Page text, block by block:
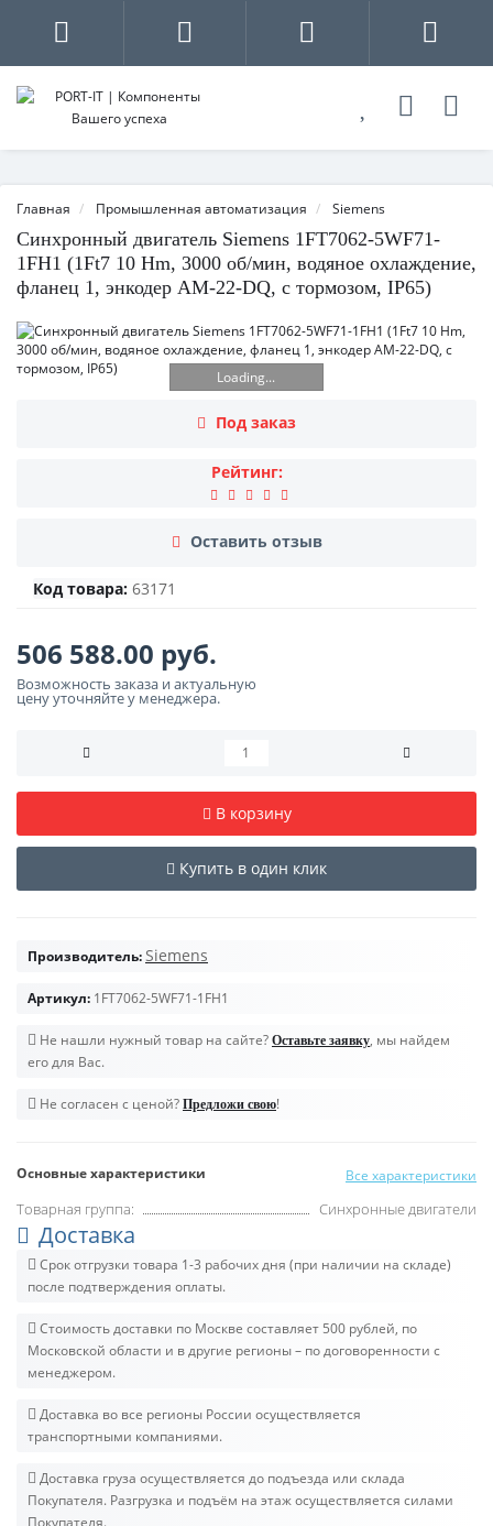
Главная Промышленная автоматизация Siemens
Синхронный двигатель Siemens 1FT7062-5WF71-
1FH1 (1Ft7 10 Hm, 3000 об/мин, водяное охлаждение,
фланец 1, энкодер AM-22-DQ, с тормозом, IP65)
Loading...
Под заказ
Рейтинг:
Оставить отзыв
Код товара: 63171
506 588.00 руб.
Возможность заказа и актуальную
цену уточняйте у менеджера.
В корзину
Купить в один клик
Производитель:Siemens
Артикул: 1FT7062-5WF71-1FH1
Не нашли нужный товар на сайте? Оставьте заявку, мы найдем
его для Вас.
Не согласен с ценой? Предложи свою!
Основные характеристики Все характеристики
Товарная группа: Синхронные двигатели
Доставка
Срок отгрузки товара 1-3 рабочих дня (при наличии на складе)
после подтверждения оплаты.
Стоимость доставки по Москве составляет 500 рублей, по
Московской области и в другие регионы – по договоренности с
менеджером.
Доставка во все регионы России осуществляется
транспортными компаниями.
Доставка груза осуществляется до подъезда или склада
Покупателя. Разгрузка и подъём на этаж осуществляется силами
Покупателя.